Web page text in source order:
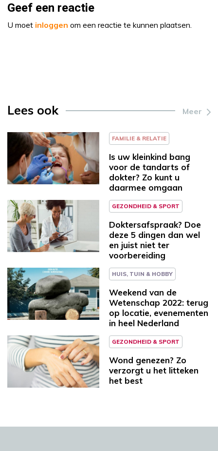
Geef een reactie
U moet inloggen om een reactie te kunnen plaatsen.
Lees ook Meer
FAMILIE & RELATIE
Is uw kleinkind bang
voor de tandarts of
dokter? Zo kunt u
daarmee omgaan
GEZONDHEID & SPORT
Doktersafspraak? Doe
deze 5 dingen dan wel
en juist niet ter
voorbereiding
HUIS, TUIN & HOBBY
Weekend van de
Wetenschap 2022: terug
op locatie, evenementen
in heel Nederland
GEZONDHEID & SPORT
Wond genezen? Zo
verzorgt u het litteken
het best